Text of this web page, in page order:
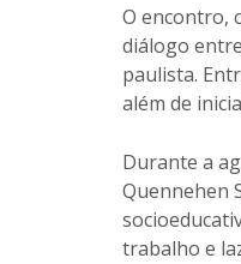
O encontro,
diálogo
paulista.
além de
Durante a
Quennehen
trabalho e